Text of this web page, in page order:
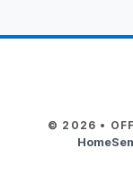
© 2026 •
Home